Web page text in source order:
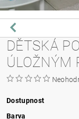
DĚTSKÁ
ÚLOŽNÝM
Dostupnost
Barva